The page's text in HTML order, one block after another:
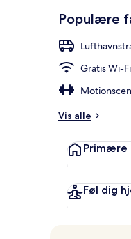
Populære
Gratis Wi-Fi
Vis alle
Føl dig